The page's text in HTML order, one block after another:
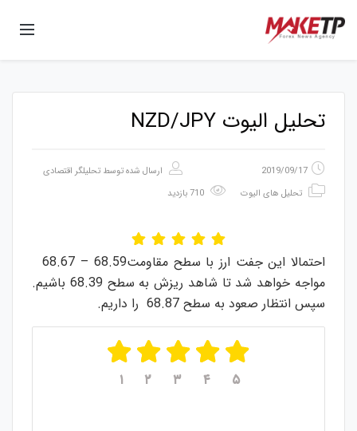
تحلیل الیوت NZD/JPY
2019/09/17 ارسال شده توسط تحلیلگر اقتصادی
تحلیل های الیوت
احتمالا این جفت ارز با سطح مقاومت68.59 – 68.67
مواجه خواهد شد تا شاهد ریزش به سطح 68.39 باشیم.
سپس انتظار صعود به سطح 68.87 را داریم.
۱ ۲ ۳ ۴ ۵